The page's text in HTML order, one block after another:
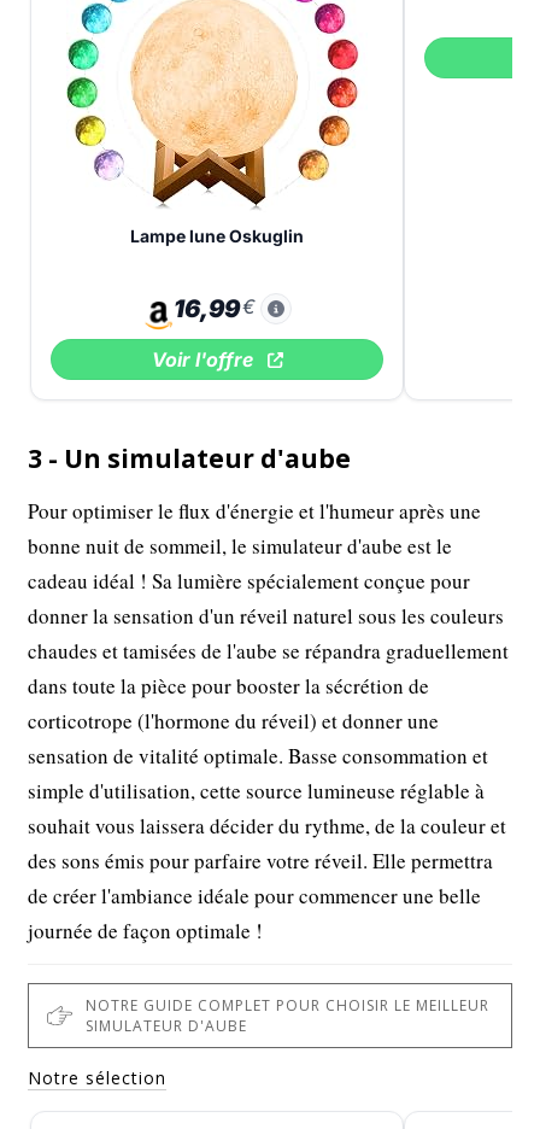
Lampe lune Oskuglin
16,99€
Voir l'offre
3 - Un simulateur d'aube
Pour optimiser le flux d'énergie et l'humeur après une
bonne nuit de sommeil, le simulateur d'aube est le
cadeau idéal ! Sa lumière spécialement conçue pour
donner la sensation d'un réveil naturel sous les couleurs
chaudes et tamisées de l'aube se répandra graduellement
dans toute la pièce pour booster la sécrétion de
corticotrope (l'hormone du réveil) et donner une
sensation de vitalité optimale. Basse consommation et
simple d'utilisation, cette source lumineuse réglable à
souhait vous laissera décider du rythme, de la couleur et
des sons émis pour parfaire votre réveil. Elle permettra
de créer l'ambiance idéale pour commencer une belle
journée de façon optimale !
NOTRE GUIDE COMPLET POUR CHOISIR LE MEILLEUR
SIMULATEUR D'AUBE
Notre sélection